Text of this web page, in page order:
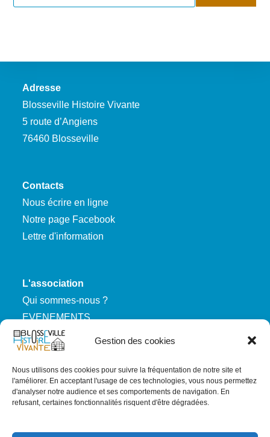
Gestion des cookies
Nous utilisons des cookies pour suivre la fréquentation de notre site et
l'améliorer. En acceptant l'usage de ces technologies, vous nous permettez
d'analyser notre audience et ses comportements de navigation. En
refusant, certaines fonctionnalités risquent d'être dégradées.
Adresse
Blosseville Histoire Vivante
5 route d’Angiens
76460 Blosseville
Contacts
Nous écrire en ligne
Notre page Facebook
Lettre d'information
L'association
Qui sommes-nous ?
EVENEMENTS
Nous rejoindre
RGPD
Mentions légales
Carte du site